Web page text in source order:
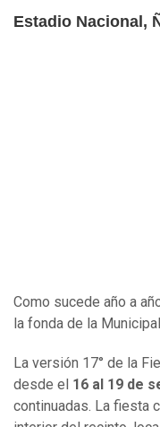
Estadio Nacional,
Como sucede año a
la fonda de la
La versión 17° de la
desde el 16 al 19 de
continuadas. La fiesta